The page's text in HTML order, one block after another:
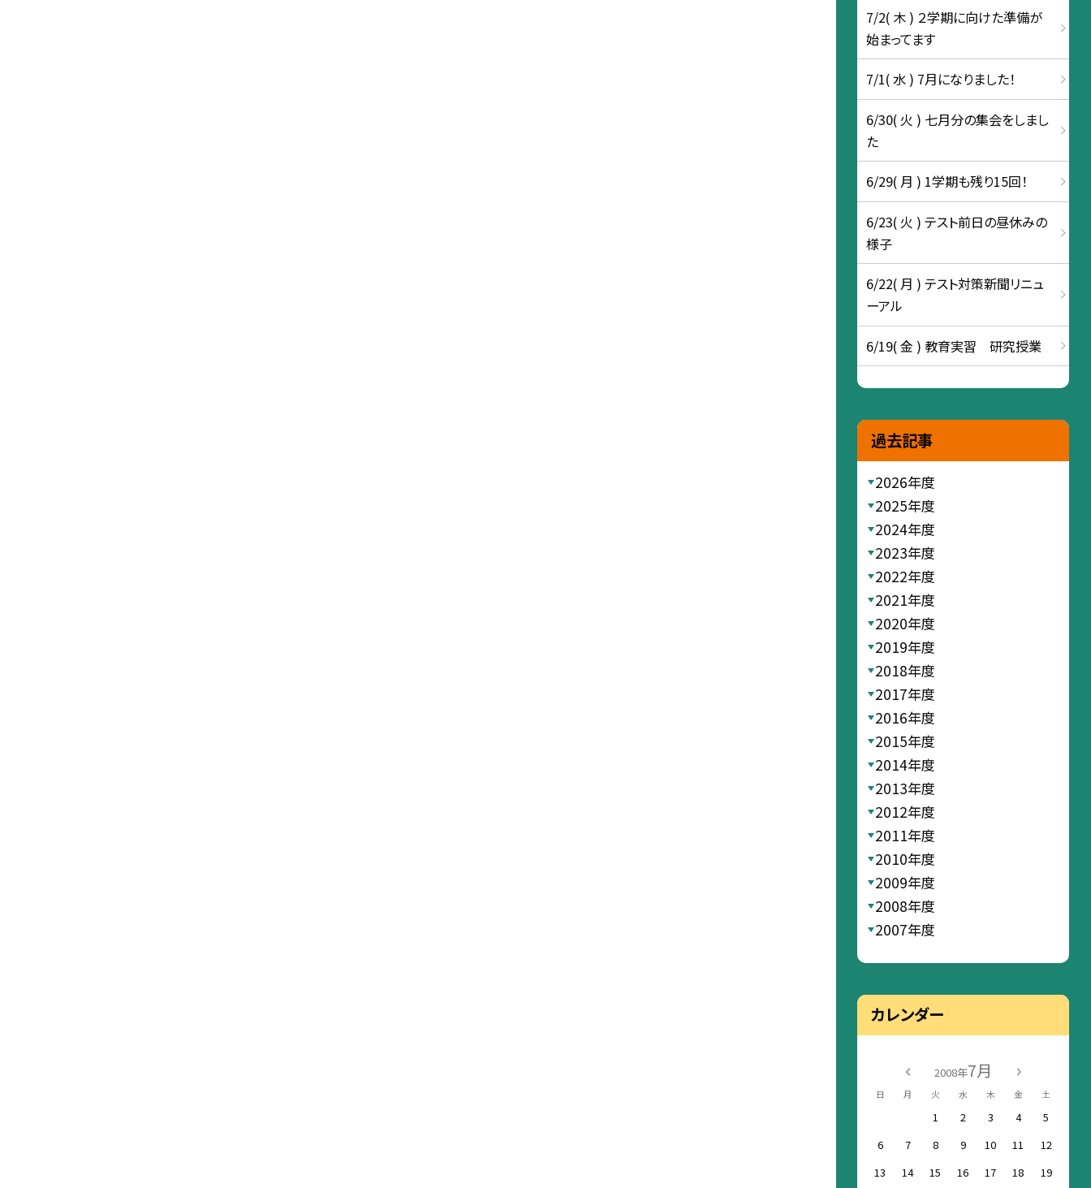
7/2( 木 ) ２学期に向けた準備が
始まってます
7/1( 水 ) 7月になりました！
6/30( 火 ) 七月分の集会をしまし
た
6/29( 月 ) 1学期も残り15回！
6/23( 火 ) テスト前日の昼休みの
様子
6/22( 月 ) テスト対策新聞リニュ
ーアル
6/19( 金 ) 教育実習 研究授業
過去記事
2026年度
2025年度
2024年度
2023年度
2022年度
2021年度
2020年度
2019年度
2018年度
2017年度
2016年度
2015年度
2014年度
2013年度
2012年度
2011年度
2010年度
2009年度
2008年度
2007年度
カレンダー
2008年7月
日 月 火 水 木 金 土
1 2 3 4
5
6
7 8 9 10 11
12
13
14 15 16 17 18 19